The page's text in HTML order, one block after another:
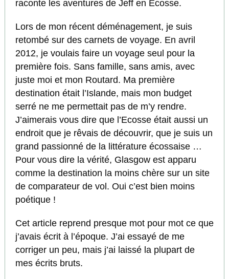
raconte les aventures de Jeff en Ecosse.
Lors de mon récent déménagement, je suis
retombé sur des carnets de voyage. En avril
2012, je voulais faire un voyage seul pour la
première fois. Sans famille, sans amis, avec
juste moi et mon Routard. Ma première
destination était l’Islande, mais mon budget
serré ne me permettait pas de m’y rendre.
J’aimerais vous dire que l’Ecosse était aussi un
endroit que je rêvais de découvrir, que je suis un
grand passionné de la littérature écossaise …
Pour vous dire la vérité, Glasgow est apparu
comme la destination la moins chère sur un site
de comparateur de vol. Oui c’est bien moins
poétique !
Cet article reprend presque mot pour mot ce que
j’avais écrit à l’époque. J’ai essayé de me
corriger un peu, mais j’ai laissé la plupart de
mes écrits bruts.